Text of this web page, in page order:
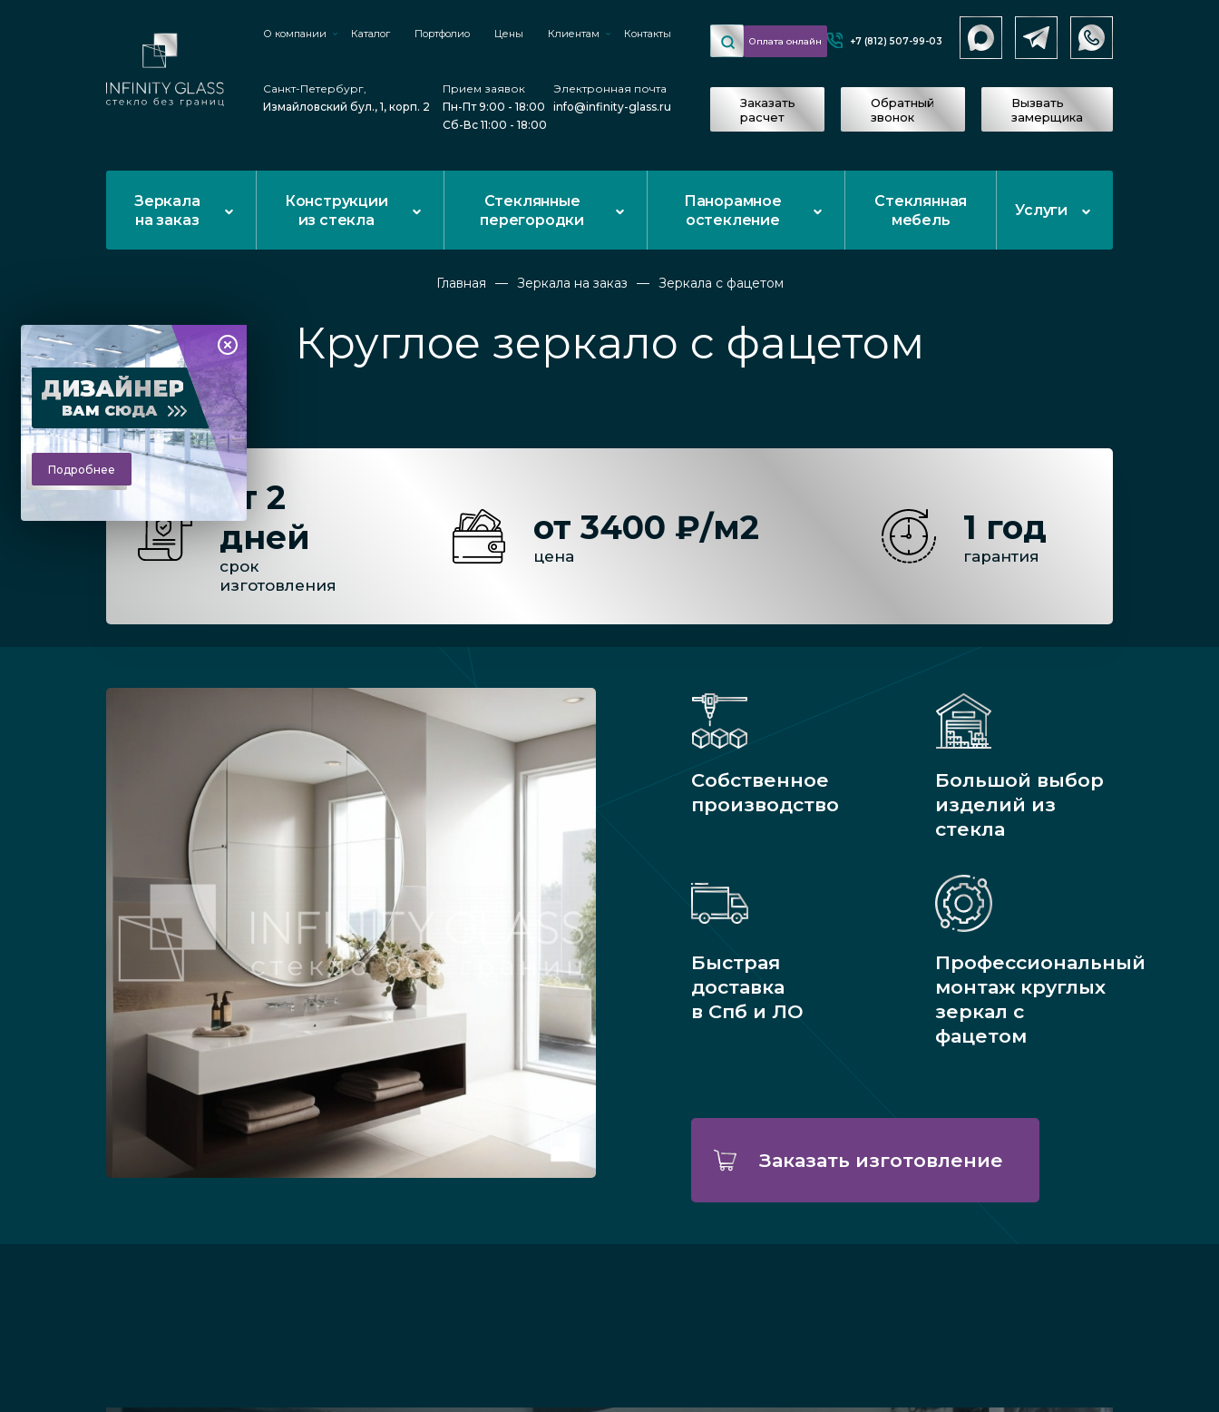
О компании Каталог Портфолио Цены Клиентам Контакты
Санкт-Петербург,
Измайловский бул., 1, корп. 2
Прием заявок
Пн-Пт 9:00 - 18:00
Сб-Вс 11:00 - 18:00
Электронная почта
info@infinity-glass.ru
Оплата онлайн +7 (812) 507-99-03
Заказать
расчет
Обратный
звонок
Вызвать
замерщика
Зеркала
на заказ
Конструкции
из стекла
Стеклянные
перегородки
Панорамное
остекление
Стеклянная
мебель
Услуги
Главная Зеркала на заказ Зеркала с фацетом
Круглое зеркало с фацетом
ДИЗАЙНЕР
ВАМ СЮДА
Подробнее
от 2
дней
срок
изготовления
от 3400 ₽/м2
цена
1 год
гарантия
Собственное
производство
Большой выбор
изделий из
стекла
Быстрая
доставка
в Спб и ЛО
Профессиональный
монтаж круглых
зеркал с
фацетом
Заказать изготовление